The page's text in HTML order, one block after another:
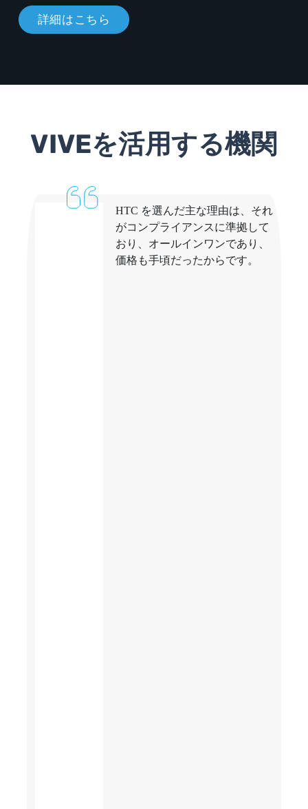
詳細はこちら
VIVEを活用する機関
HTC を選んだ主な理由は、それ
がコンプライアンスに準拠して
おり、オールインワンであり、
価格も手頃だったからです。